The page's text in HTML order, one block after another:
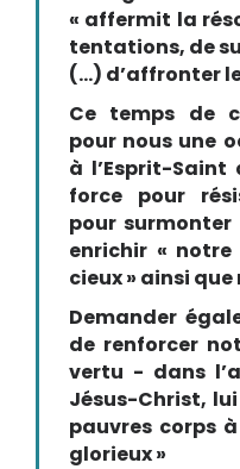
« affermit la
tentations, de
(…) d’affronter
Ce temps de
pour nous une
à l’Esprit-
force pour
pour
enrichir «
cieux » ainsi
Demander
de renforcer
vertu - dans
Jésus-Christ,
pauvres corps
glorieux »